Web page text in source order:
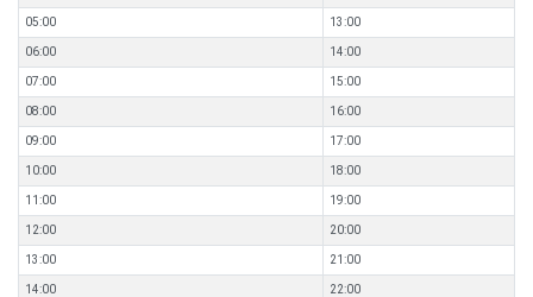
05:00 13:00
06:00 14:00
07:00 15:00
08:00 16:00
09:00 17:00
10:00 18:00
11:00 19:00
12:00 20:00
13:00 21:00
14:00 22:00